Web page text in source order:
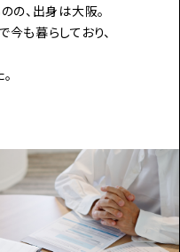
の、出身は大阪。
も暮らしており、